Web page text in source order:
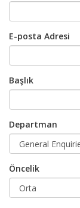
E-posta Adresi
Başlık
Departman
Öncelik